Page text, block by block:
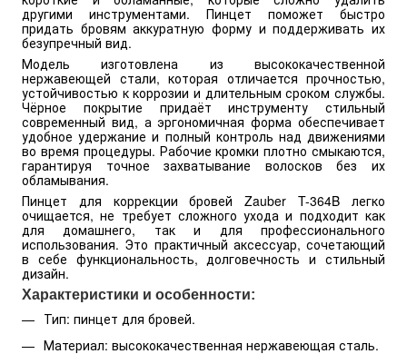
другими инструментами. Пинцет поможет быстро
придать бровям аккуратную форму и поддерживать их
безупречный вид.
Модель изготовлена из высококачественной
нержавеющей стали, которая отличается прочностью,
устойчивостью к коррозии и длительным сроком службы.
Чёрное покрытие придаёт инструменту стильный
современный вид, а эргономичная форма обеспечивает
удобное удержание и полный контроль над движениями
во время процедуры. Рабочие кромки плотно смыкаются,
гарантируя точное захватывание волосков без их
обламывания.
Пинцет для коррекции бровей Zauber T-364B легко
очищается, не требует сложного ухода и подходит как
для домашнего, так и для профессионального
использования. Это практичный аксессуар, сочетающий
в себе функциональность, долговечность и стильный
дизайн.
Характеристики и особенности:
Тип: пинцет для бровей.
Материал: высококачественная нержавеющая сталь.